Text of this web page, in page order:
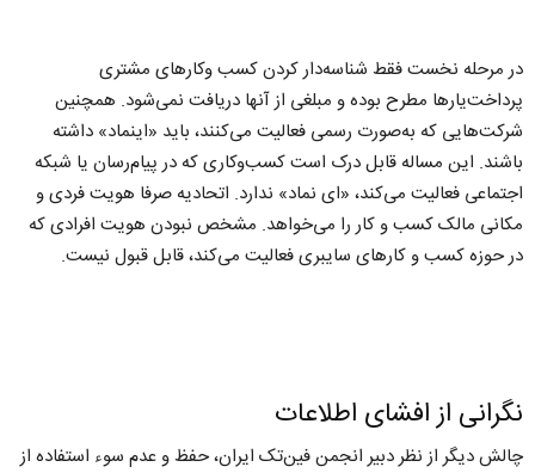
در مرحله نخست فقط شناسه‌دار کردن کسب وکارهای مشتری
پرداخت‌یارها مطرح بوده و مبلغی از آنها دریافت نمی‌شود. همچنین
شرکت‌هایی که به‌صورت رسمی فعالیت می‌کنند، باید «ای‎نماد» داشته
باشند. این مساله قابل درک است کسب‌وکاری که در پیام‌رسان یا شبکه
اجتماعی فعالیت می‌کند، «ای نماد» ندارد. اتحادیه صرفا هویت فردی و
مکانی مالک کسب و کار را می‌خواهد. مشخص نبودن هویت افرادی که
در حوزه کسب و کارهای سایبری فعالیت می‌کند، قابل قبول نیست.
نگرانی از افشای اطلاعات
چالش دیگر از نظر دبیر انجمن فین‌تک ایران، حفظ و عدم سوء استفاده از